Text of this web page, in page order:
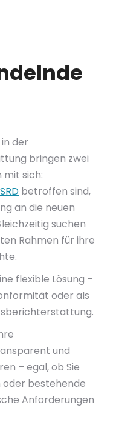
der
bringen zwei
sich:
betroffen sind,
an die neuen
suchen
Rahmen für ihre
flexible Lösung –
oder als
und
– egal, ob Sie
bestehende
Anforderungen